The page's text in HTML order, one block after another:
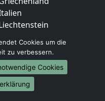
Cookies um die
zu verbessern.
Cookies